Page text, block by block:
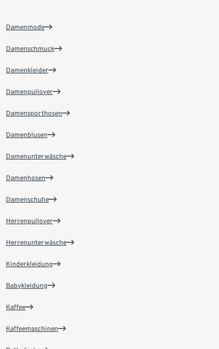
Damenmode
Damenschmuck
Damenkleider
Damenpullover
Damensporthosen
Damenblusen
Damenunterwäsche
Damenhosen
Damenschuhe
Herrenpullover
Herrenunterwäsche
Kinderkleidung
Babykleidung
Kaffee
Kaffeemaschinen